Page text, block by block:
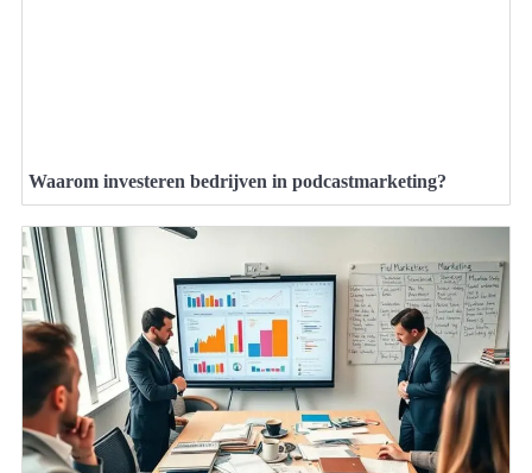
Waarom investeren bedrijven in podcastmarketing?